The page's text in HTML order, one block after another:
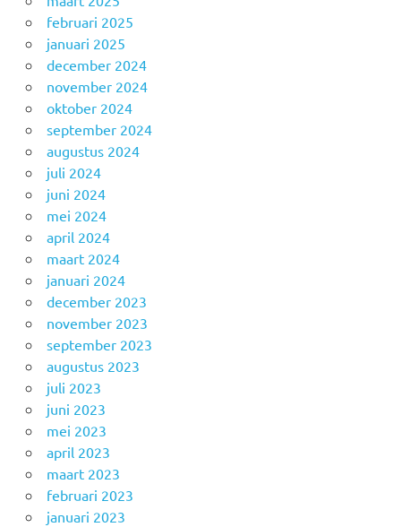
februari 2025
januari 2025
december 2024
november 2024
oktober 2024
september 2024
augustus 2024
juli 2024
juni 2024
mei 2024
april 2024
maart 2024
januari 2024
december 2023
november 2023
september 2023
augustus 2023
juli 2023
juni 2023
mei 2023
april 2023
maart 2023
februari 2023
januari 2023